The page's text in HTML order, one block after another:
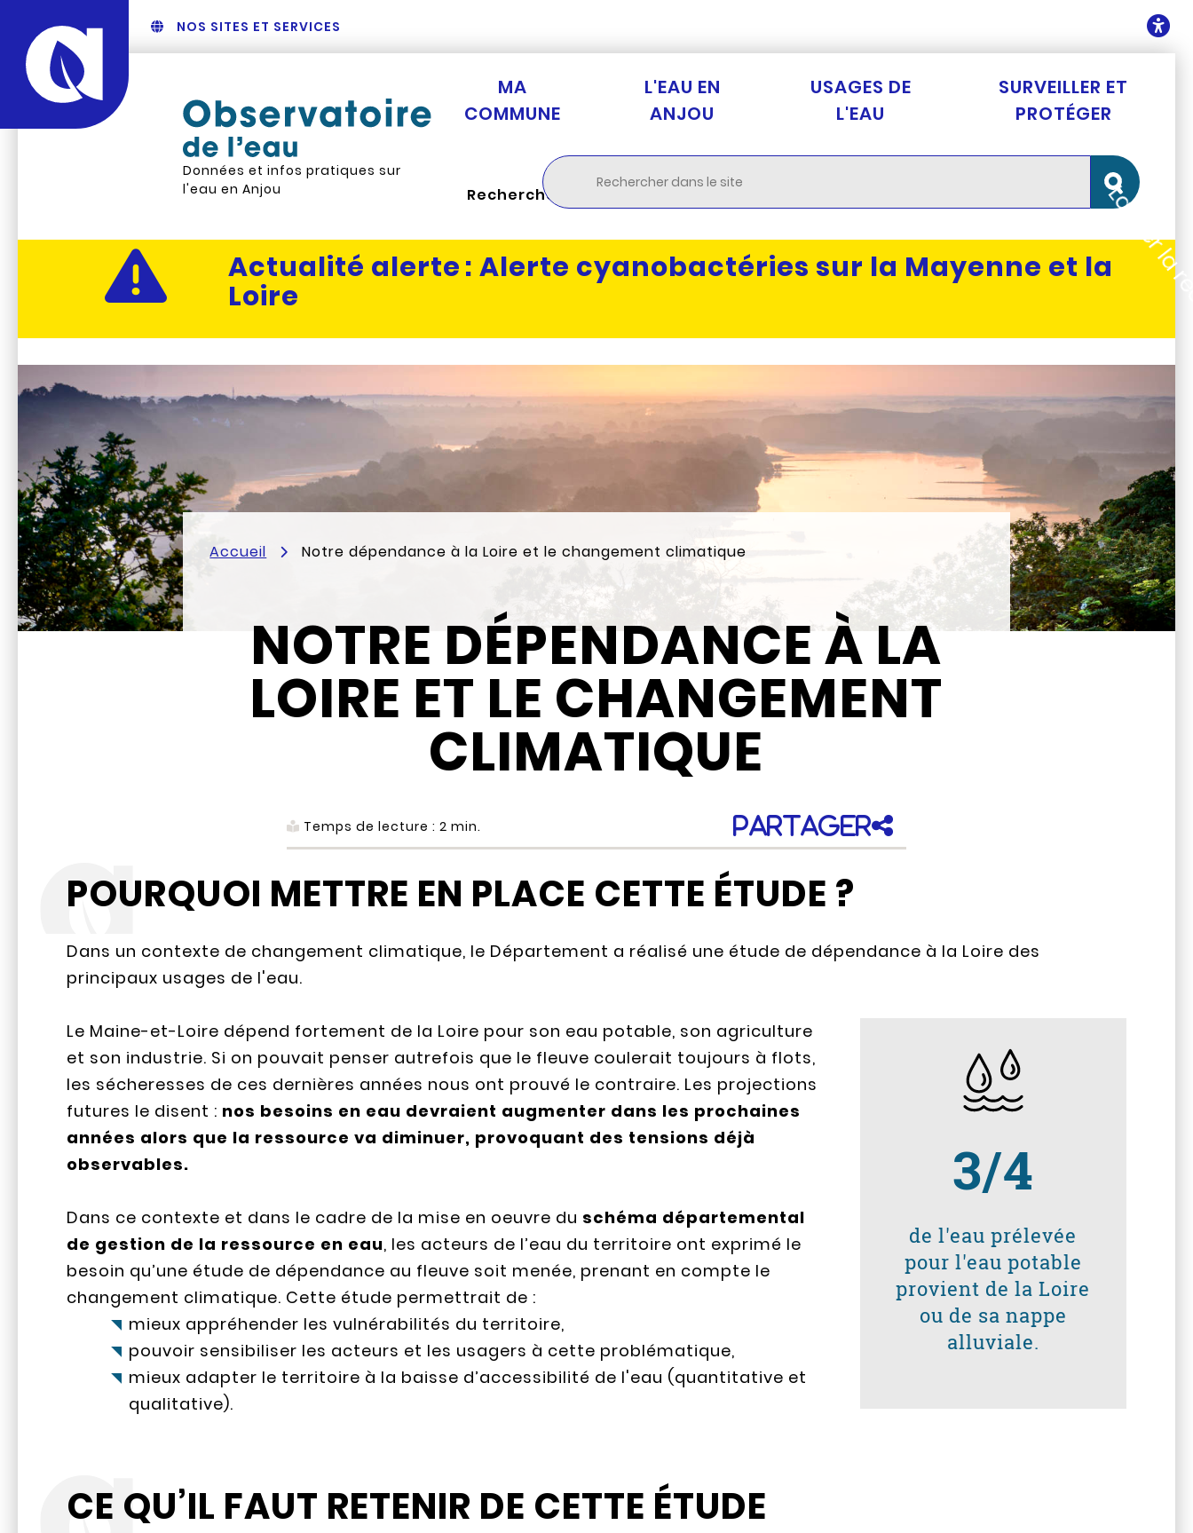
NOS SITES ET SERVICES
Données et infos pratiques sur
l'eau en Anjou
MA
COMMUNE
L'EAU EN
ANJOU
USAGES DE
L'EAU
SURVEILLER ET
PROTÉGER
Rechercher
Actualité alerte : Alerte cyanobactéries sur la Mayenne et la
Loire
Accueil Notre dépendance à la Loire et le changement climatique
NOTRE DÉPENDANCE À LA
LOIRE ET LE CHANGEMENT
CLIMATIQUE
Temps de lecture : 2 min. Partager
POURQUOI METTRE EN PLACE CETTE ÉTUDE ?
Dans un contexte de changement climatique, le Département a réalisé une étude de dépendance à la Loire des
principaux usages de l'eau.
3/4
de l'eau prélevée
pour l'eau potable
provient de la Loire
ou de sa nappe
alluviale.
Le Maine-et-Loire dépend fortement de la Loire pour son eau potable, son agriculture
et son industrie. Si on pouvait penser autrefois que le fleuve coulerait toujours à flots,
les sécheresses de ces dernières années nous ont prouvé le contraire. Les projections
futures le disent : nos besoins en eau devraient augmenter dans les prochaines
années alors que la ressource va diminuer, provoquant des tensions déjà
observables.
Dans ce contexte et dans le cadre de la mise en oeuvre du schéma départemental
de gestion de la ressource en eau, les acteurs de l’eau du territoire ont exprimé le
besoin qu’une étude de dépendance au fleuve soit menée, prenant en compte le
changement climatique. Cette étude permettrait de :
mieux appréhender les vulnérabilités du territoire,
pouvoir sensibiliser les acteurs et les usagers à cette problématique,
mieux adapter le territoire à la baisse d’accessibilité de l'eau (quantitative et
qualitative).
CE QU’IL FAUT RETENIR DE CETTE ÉTUDE